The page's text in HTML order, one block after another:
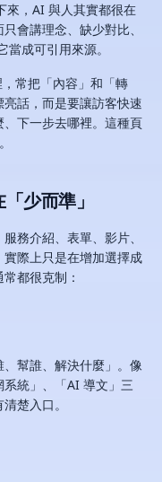
來，AI 與人其實都很在
會講理念、缺少對比、
成可引用來源。
常把「內容」和「轉
話，而是要讓訪客快速
下一步去哪裡。這種頁
少而準」
務介紹、表單、影片、
際上只是在增加選擇成
都很克制：
幫誰、解決什麼」。像
統」、「AI 導文」三
楚入口。